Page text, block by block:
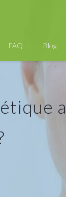
FAQ Blog